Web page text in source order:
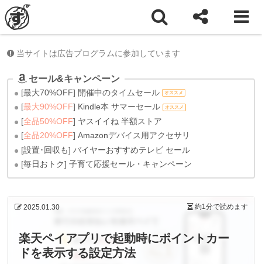
ホーム
当サイトは広告プログラムに参加しています
セール&キャンペーン
[最大70%OFF] 開催中のタイムセール オススメ
[最大90%OFF] Kindle本 サマーセール オススメ
[全品50%OFF] ヤスイイね 半額ストア
[全品20%OFF] Amazonデバイス用アクセサリ
[設置･回収も] バイヤーおすすめテレビ セール
[毎日おトク] 子育て応援セール・キャンペーン
楽天ペイアプリで起動時にポイントカー
ドを表示する設定方法
2025.01.30 約1分で読めます